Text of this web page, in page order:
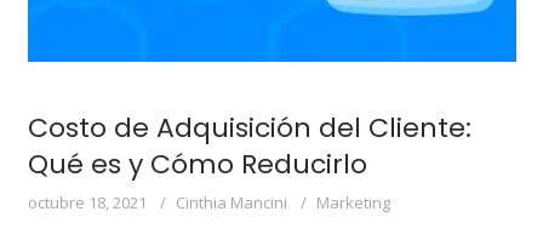
Costo de Adquisición del Cliente:
Qué es y Cómo Reducirlo
octubre 18, 2021 Cinthia Mancini Marketing